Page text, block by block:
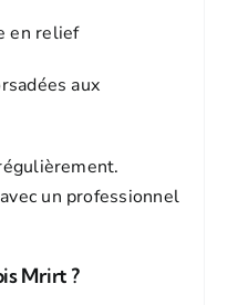
en relief
aux
un professionnel
Mrirt ?